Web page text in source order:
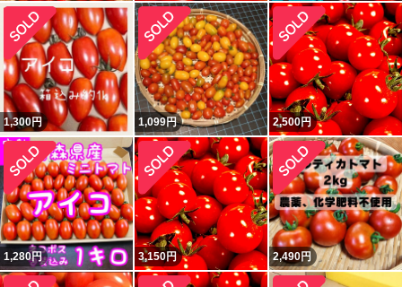
1,300円 1,099円 2,500円
1,280円 3,150円 2,490円